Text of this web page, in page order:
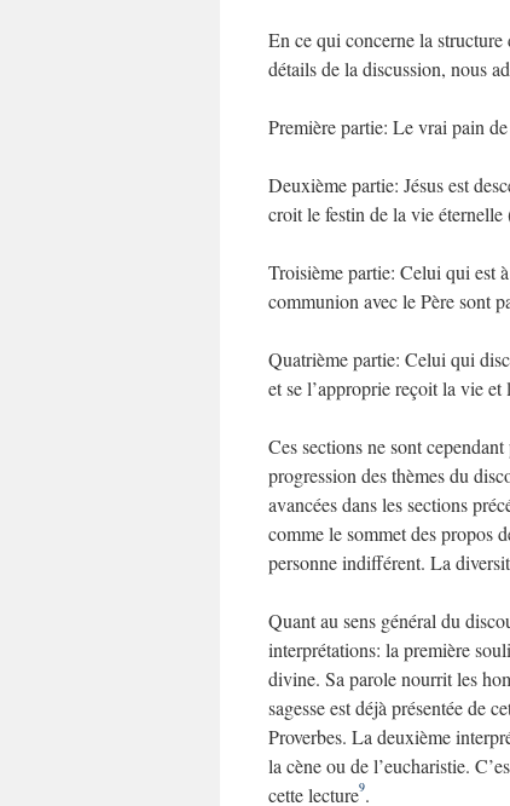
En ce qui concerne la structure
détails de la discussion, nous
Première partie: Le vrai pain
Deuxième partie: Jésus est
croit le festin de la vie éternelle
Troisième partie: Celui qui est
communion avec le Père sont
Quatrième partie: Celui qui
et se l’approprie reçoit la vie
Ces sections ne sont
progression des thèmes du
avancées dans les sections
comme le sommet des propos
personne indifférent. La
Quant au sens général du
interprétations: la première
divine. Sa parole nourrit les
sagesse est déjà présentée de
Proverbes. La deuxième
la cène ou de l’eucharistie.
cette lecture9.